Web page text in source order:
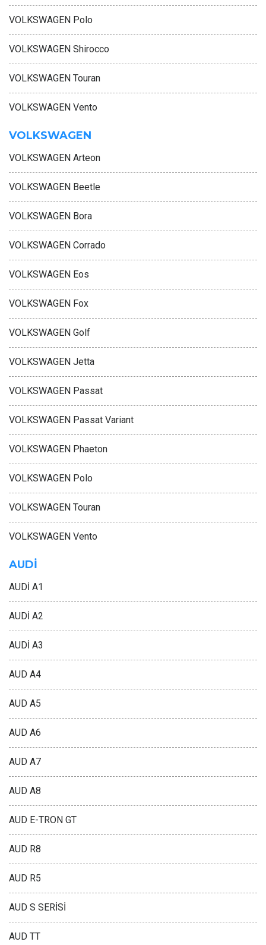
VOLKSWAGEN Polo
VOLKSWAGEN Shirocco
VOLKSWAGEN Touran
VOLKSWAGEN Vento
VOLKSWAGEN
VOLKSWAGEN Arteon
VOLKSWAGEN Beetle
VOLKSWAGEN Bora
VOLKSWAGEN Corrado
VOLKSWAGEN Eos
VOLKSWAGEN Fox
VOLKSWAGEN Golf
VOLKSWAGEN Jetta
VOLKSWAGEN Passat
VOLKSWAGEN Passat Variant
VOLKSWAGEN Phaeton
VOLKSWAGEN Polo
VOLKSWAGEN Touran
VOLKSWAGEN Vento
AUDİ
AUDİ A1
AUDİ A2
AUDİ A3
AUD A4
AUD A5
AUD A6
AUD A7
AUD A8
AUD E-TRON GT
AUD R8
AUD R5
AUD S SERİSİ
AUD TT